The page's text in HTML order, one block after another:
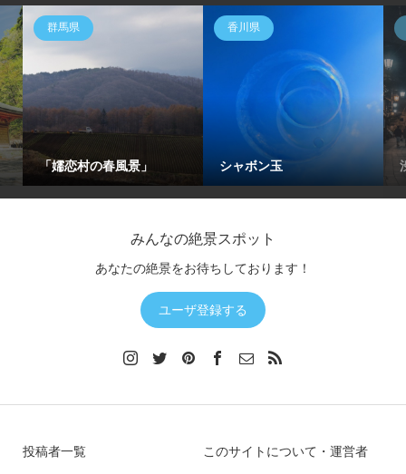
群馬県
「嬬恋村の春風景」
香川県
シャボン玉
みんなの絶景スポット
あなたの絶景をお待ちしております！
ユーザ登録する
投稿者一覧 このサイトについて・運営者